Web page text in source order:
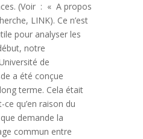
(Voir : « A propos
LINK). Ce n’est
pour analyser les
notre
de
a été conçue
terme. Cela était
qu’en raison du
demande la
commun entre